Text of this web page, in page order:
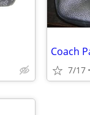
Coach
7/17